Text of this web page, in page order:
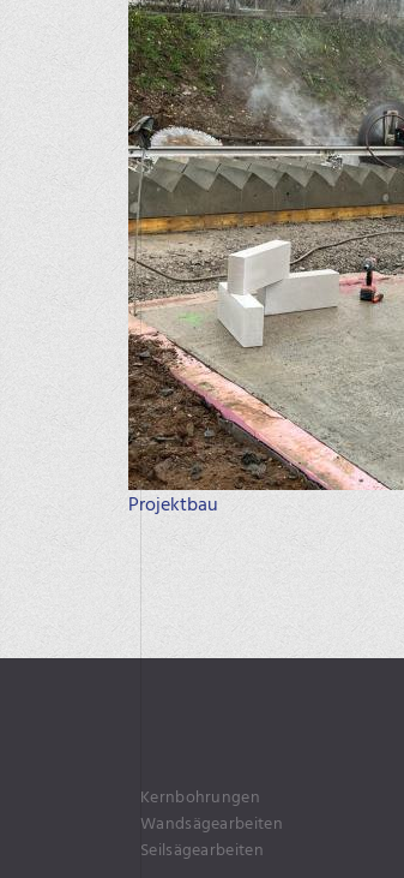
Projektbau
Kernbohrungen
Wandsägearbeiten
Seilsägearbeiten